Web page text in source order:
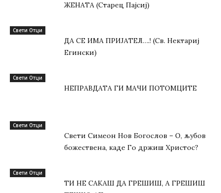
ЖЕНАТА (Старец Пајсиј)
Свети Отци
ДА СЕ ИМА ПРИЈАТЕЛ….! (Св. Нектариј
Егински)
Свети Отци
НЕПРАВДАТА ГИ МАЧИ ПОТОМЦИТЕ
Свети Отци
Свети Симеон Нов Богослов – О, љубов
божествена, каде Го држиш Христос?
Свети Отци
ТИ НЕ САКАШ ДА ГРЕШИШ, А ГРЕШИШ